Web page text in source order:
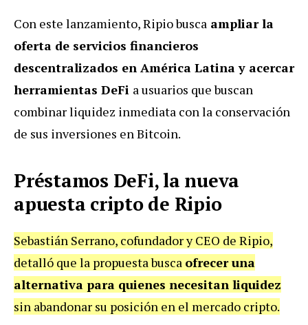
Con este lanzamiento, Ripio busca ampliar la
oferta de servicios financieros
descentralizados en América Latina y acercar
herramientas DeFi a usuarios que buscan
combinar liquidez inmediata con la conservación
de sus inversiones en Bitcoin.
Préstamos DeFi, la nueva
apuesta cripto de Ripio
Sebastián Serrano, cofundador y CEO de Ripio,
detalló que la propuesta busca ofrecer una
alternativa para quienes necesitan liquidez
sin abandonar su posición en el mercado cripto.